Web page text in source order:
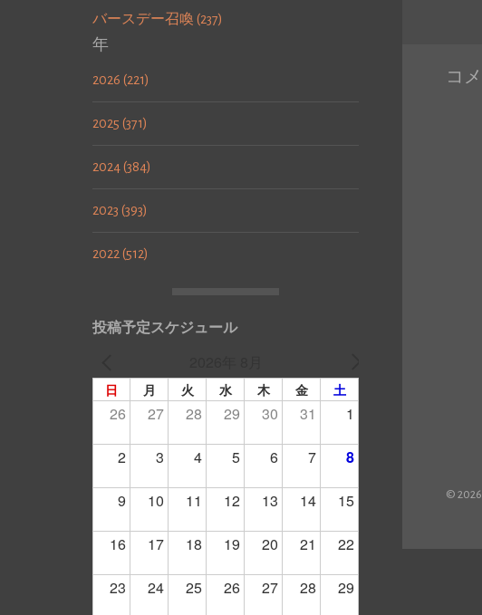
バースデー召喚 (237)
年
2026 (221)
2025 (371)
2024 (384)
2023 (393)
2022 (512)
投稿予定スケジュール
日 月 火 水 木 金 土
26 27 28 29 30 31 1
2 3 4 5 6 7 8
9 10 11 12 13 14 15
16 17 18 19 20 21 22
23 24 25 26 27 28 29
コ
©